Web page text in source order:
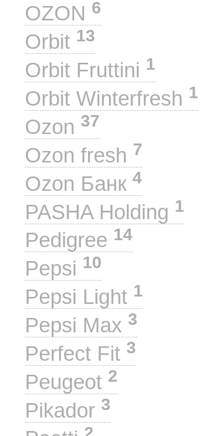
OZON 6
Orbit 13
Orbit Fruttini 1
Orbit Winterfresh 1
Ozon 37
Ozon fresh 7
Ozon Банк 4
PASHA Holding 1
Pedigree 14
Pepsi 10
Pepsi Light 1
Pepsi Max 3
Perfect Fit 3
Peugeot 2
Pikador 3